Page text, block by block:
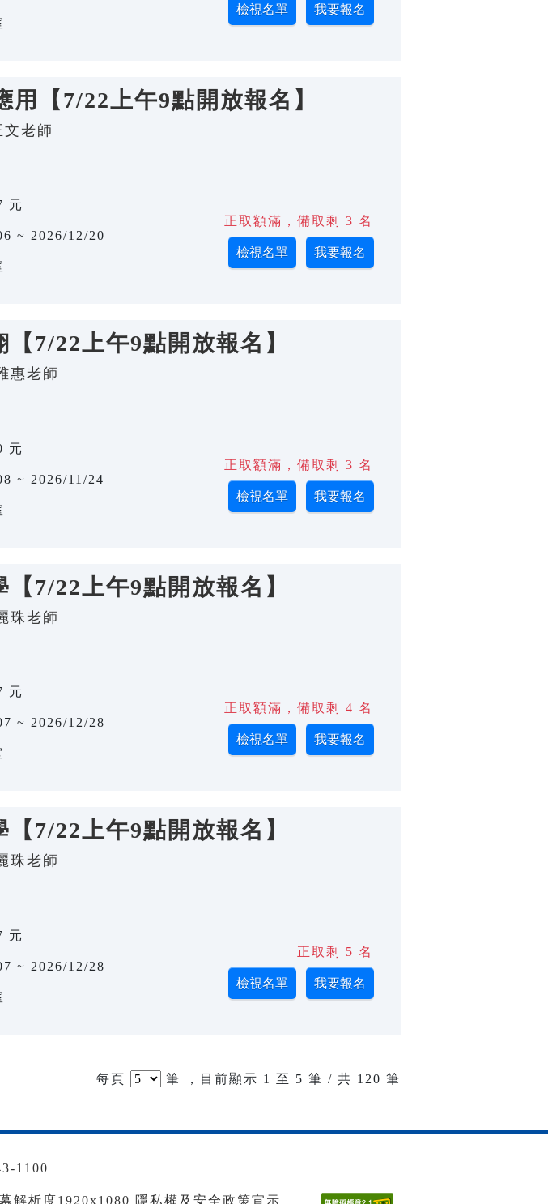
【7/22上午9點開放報名】
老師
元
~ 2026/12/20
正取額滿，備取剩 3 名
7/22上午9點開放報名】
惠老師
元
~ 2026/11/24
正取額滿，備取剩 3 名
7/22上午9點開放報名】
珠老師
元
~ 2026/12/28
正取額滿，備取剩 4 名
7/22上午9點開放報名】
珠老師
元
~ 2026/12/28
正取剩 5 名
每頁 筆 ，目前顯示 1 至 5 筆 / 共 120 筆
1100
解析度1920x1080 隱私權及安全政策宣示